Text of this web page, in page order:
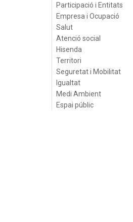
Participació i Entitats
Empresa i Ocupació
Salut
Atenció social
Hisenda
Territori
Seguretat i Mobilitat
Igualtat
Medi Ambient
Espai públic